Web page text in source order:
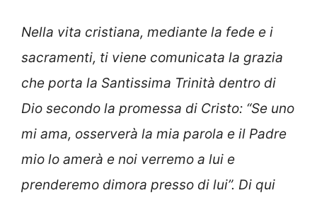
Nella vita cristiana, mediante la fede e i
sacramenti, ti viene comunicata la grazia
che porta la Santissima Trinità dentro di
Dio secondo la promessa di Cristo: “Se uno
mi ama, osserverà la mia parola e il Padre
mio lo amerà e noi verremo a lui e
prenderemo dimora presso di lui”. Di qui